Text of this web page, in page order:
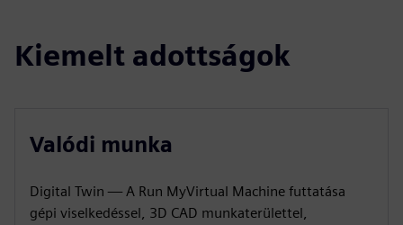
Kiemelt adottságok
Valódi munka
Digital Twin — A Run MyVirtual Machine futtatása
gépi viselkedéssel, 3D CAD munkaterülettel,